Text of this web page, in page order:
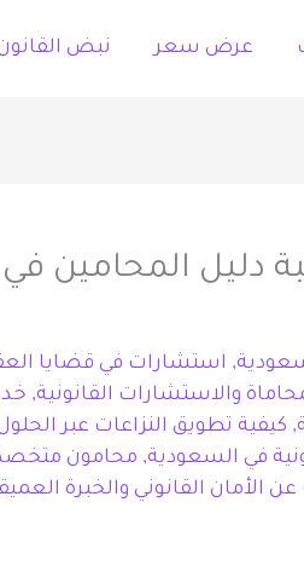
عرض سعر نبض
دليل المحامين
, استشارات في قضايا
والاستشارات القانونية,
, كيفية تطويق النزاعات عبر
في السعودية, محامون
الأمان القانوني والخبرة